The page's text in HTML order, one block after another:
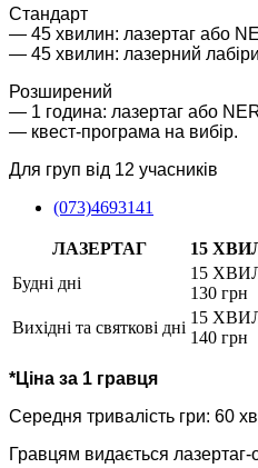
Стандарт
— 45 хвилин: лазертаг або
— 45 хвилин: лазерний
Розширений
— 1 година: лазертаг або
— квест-програма на вибір.
Для груп від 12 учасників
(073)4693141
ЛАЗЕРТАГ 15
Будні дні
15
130 грн
Вихідні та святкові дні
15
140 грн
*Ціна за 1 гравця
Середня тривалість гри: 60
Гравцям видається лазертаг-